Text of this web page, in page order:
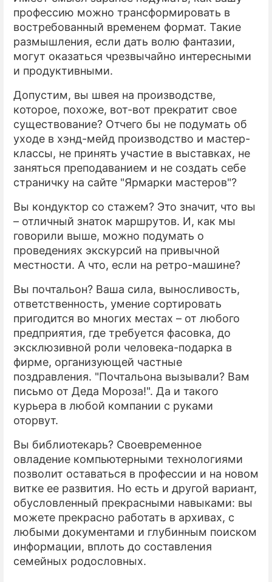
профессию можно трансформировать в
востребованный временем формат. Такие
размышления, если дать волю фантазии,
могут оказаться чрезвычайно интересными
и продуктивными.
Допустим, вы швея на производстве,
которое, похоже, вот-вот прекратит свое
существование? Отчего бы не подумать об
уходе в хэнд-мейд производство и мастер-
классы, не принять участие в выставках, не
заняться преподаванием и не создать себе
страничку на сайте "Ярмарки мастеров"?
Вы кондуктор со стажем? Это значит, что вы
– отличный знаток маршрутов. И, как мы
говорили выше, можно подумать о
проведениях экскурсий на привычной
местности. А что, если на ретро-машине?
Вы почтальон? Ваша сила, выносливость,
ответственность, умение сортировать
пригодится во многих местах – от любого
предприятия, где требуется фасовка, до
эксклюзивной роли человека-подарка в
фирме, организующей частные
поздравления. "Почтальона вызывали? Вам
письмо от Деда Мороза!". Да и такого
курьера в любой компании с руками
оторвут.
Вы библиотекарь? Своевременное
овладение компьютерными технологиями
позволит оставаться в профессии и на новом
витке ее развития. Но есть и другой вариант,
обусловленный прекрасными навыками: вы
можете прекрасно работать в архивах, с
любыми документами и глубинным поиском
информации, вплоть до составления
семейных родословных.